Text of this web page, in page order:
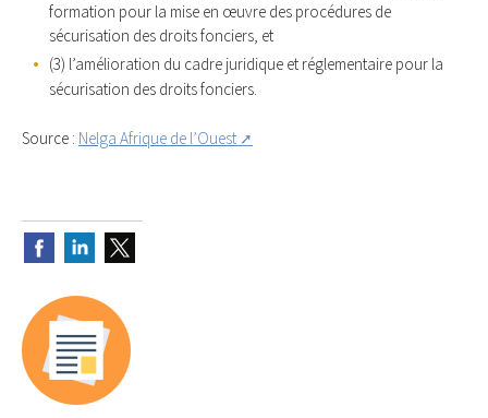
formation pour la mise en œuvre des procédures de
sécurisation des droits fonciers, et
(3) l’amélioration du cadre juridique et réglementaire pour la
sécurisation des droits fonciers.
Source : Nelga Afrique de l’Ouest